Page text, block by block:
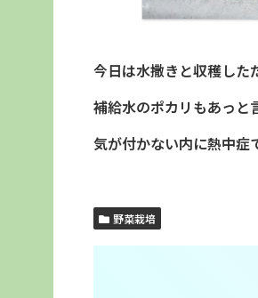
今日は水撒きと収穫した
補給水のポカリもあっと
気が付かない内に熱中症
野菜栽培